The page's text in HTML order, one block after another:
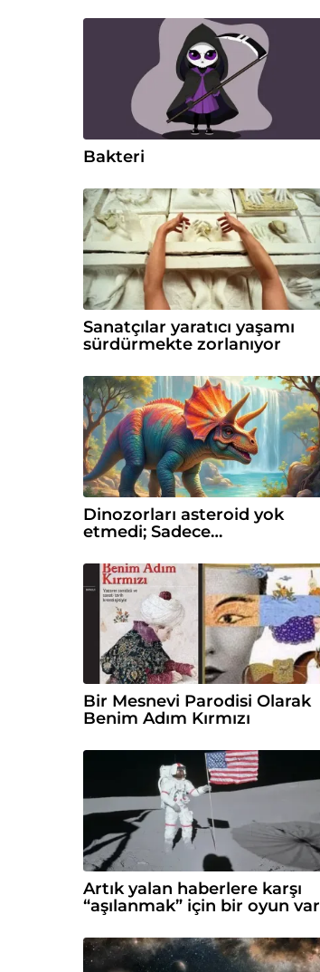
Bakteri
Sanatçılar yaratıcı yaşamı
sürdürmekte zorlanıyor
Dinozorları asteroid yok
etmedi; Sadece…
Bir Mesnevi Parodisi Olarak
Benim Adım Kırmızı
Artık yalan haberlere karşı
“aşılanmak” için bir oyun var